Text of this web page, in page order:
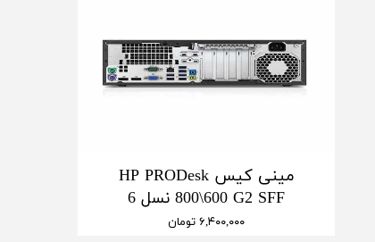
مینی کیس HP PRODesk
800\600 G2 SFF نسل 6
۶,۴۰۰,۰۰۰ تومان